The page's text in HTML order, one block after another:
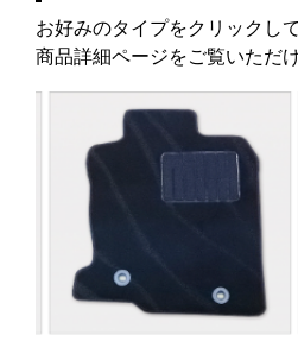
お好みのタイプをクリックし
商品詳細ページをご覧いただけ